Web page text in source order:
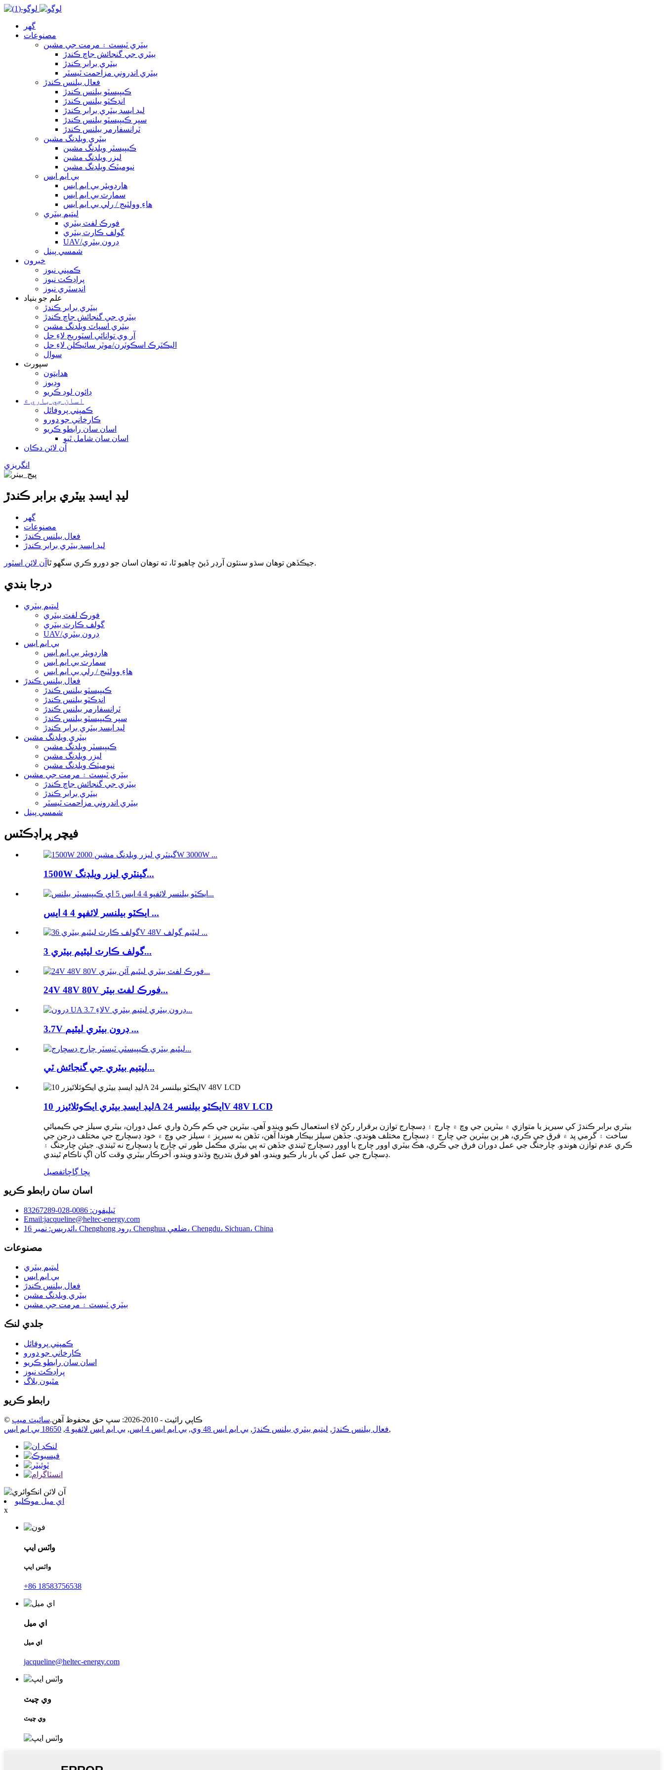
گھر
مصنوعات
بيٽري ٽيسٽ ۽ مرمت جي مشين
بيٽري جي گنجائش جاچ ڪندڙ
بيٽري برابر ڪندڙ
بيٽري اندروني مزاحمت ٽيسٽر
فعال بيلنس ڪندڙ
ڪيپيسٽو بيلنس ڪندڙ
انڊڪٽو بيلنس ڪندڙ
ليڊ ايسڊ بيٽري برابر ڪندڙ
سپر ڪيپيسٽو بيلنس ڪندڙ
ٽرانسفارمر بيلنس ڪندڙ
بيٽري ويلڊنگ مشين
ڪيپيسٽر ويلڊنگ مشين
ليزر ويلڊنگ مشين
نيوميٽڪ ويلڊنگ مشين
بي ايم ايس
هارڊويئر بي ايم ايس
سمارٽ بي ايم ايس
هاءِ وولٽيج / رلي بي ايم ايس
ليتيم بيٽري
فورڪ لفٽ بيٽري
گولف ڪارٽ بيٽري
UAV/ڊرون بيٽري
شمسي پينل
خبرون
ڪمپني نيوز
پراڊڪٽ نيوز
انڊسٽري نيوز
علم جو بنياد
بيٽري برابر ڪندڙ
بيٽري جي گنجائش جاچ ڪندڙ
بيٽري اسپاٽ ويلڊنگ مشين
آر وي توانائي اسٽوريج لاءِ حل
اليڪٽرڪ اسڪوٽرن/موٽر سائيڪلن لاءِ حل
سوال
سپورٽ
هدايتون
وڊيوز
ڊائون لوڊ ڪريو
اسان جي باري ۾
ڪمپني پروفائل
ڪارخاني جو دورو
اسان سان رابطو ڪريو
اسان سان شامل ٿيو
آن لائن دڪان
انگريزي
ليڊ ايسڊ بيٽري برابر ڪندڙ
گھر
مصنوعات
فعال بيلنس ڪندڙ
ليڊ ايسڊ بيٽري برابر ڪندڙ
جيڪڏهن توهان سڌو سنئون آرڊر ڏيڻ چاهيو ٿا، ته توهان اسان جو دورو ڪري سگهو ٿا آن لائن اسٽور .
درجا بندي
ليتيم بيٽري
فورڪ لفٽ بيٽري
گولف ڪارٽ بيٽري
UAV/ڊرون بيٽري
بي ايم ايس
هارڊويئر بي ايم ايس
سمارٽ بي ايم ايس
هاءِ وولٽيج / رلي بي ايم ايس
فعال بيلنس ڪندڙ
ڪيپيسٽو بيلنس ڪندڙ
انڊڪٽو بيلنس ڪندڙ
ٽرانسفارمر بيلنس ڪندڙ
سپر ڪيپيسٽو بيلنس ڪندڙ
ليڊ ايسڊ بيٽري برابر ڪندڙ
بيٽري ويلڊنگ مشين
ڪيپيسٽر ويلڊنگ مشين
ليزر ويلڊنگ مشين
نيوميٽڪ ويلڊنگ مشين
بيٽري ٽيسٽ ۽ مرمت جي مشين
بيٽري جي گنجائش جاچ ڪندڙ
بيٽري برابر ڪندڙ
بيٽري اندروني مزاحمت ٽيسٽر
شمسي پينل
فيچر پراڊڪٽس
1500W گينٽري ليزر ويلڊنگ...
ايڪٽو بيلنسر لائفپو 4 4 ايس ...
گولف ڪارٽ ليٿيم بيٽري 3...
24V 48V 80V فورڪ لفٽ بيٽر...
3.7V ڊرون بيٽري ليٿيم ...
ليتيم بيٽري جي گنجائش ٽي...
ليڊ ايسڊ بيٽري ايڪوئلائيزر 10A ايڪٽو بيلنسر 24V 48V LCD
بيٽري برابر ڪندڙ کي سيريز يا متوازي ۾ بيٽرين جي وچ ۾ چارج ۽ ڊسچارج توازن برقرار رکڻ لاءِ استعمال ڪيو ويندو آهي. بيٽرين جي ڪم ڪرڻ واري عمل دوران، بيٽري سيلز جي ڪيميائي
ساخت ۽ گرمي پد ۾ فرق جي ڪري، هر ٻن بيٽرين جي چارج ۽ ڊسچارج مختلف هوندي. جڏهن سيلز بيڪار هوندا آهن، تڏهن به سيريز ۾ سيلز جي وچ ۾ خود ڊسچارج جي مختلف درجن جي
ڪري عدم توازن هوندو. چارجنگ جي عمل دوران فرق جي ڪري، هڪ بيٽري اوور چارج يا اوور ڊسچارج ٿيندي جڏهن ته ٻي بيٽري مڪمل طور تي چارج يا ڊسچارج نه ٿيندي. جيئن چارجنگ ۽
ڊسچارج جي عمل کي بار بار ڪيو ويندو، اهو فرق بتدريج وڌندو ويندو، آخرڪار بيٽري وقت کان اڳ ناڪام ٿيندي.
پڇا ڳاڇاتفصيل
اسان سان رابطو ڪريو
ٽيليفون: 0086-028-83267289
Email:jacqueline@heltec-energy.com
ائڊريس: نمبر 16، Chenghong روڊ، Chenghua ضلعي، Chengdu، Sichuan، China
مصنوعات
ليتيم بيٽري
بي ايم ايس
فعال بيلنس ڪندڙ
بيٽري ويلڊنگ مشين
بيٽري ٽيسٽ ۽ مرمت جي مشين
جلدي لنڪ
ڪمپني پروفائل
ڪارخاني جو دورو
اسان سان رابطو ڪريو
پراڊڪٽ نيوز
مٿيون بلاگ
رابطو ڪريو
© ڪاپي رائيٽ - 2010-2026: سڀ حق محفوظ آهن.
سائيٽ ميپ
فعال بيلنس ڪندڙ , ليتيم بيٽري بيلنس ڪندڙ , بي ايم ايس 48 وي , بي ايم ايس 4 ايس , بي ايم ايس لائفپو 4 , 18650 بي ايم ايس ,
اي ميل موڪليو
x
واٽس ايپ
واٽس ايپ
+86 18583756538
اي ميل
اي ميل
jacqueline@heltec-energy.com
وي چيٽ
وي چيٽ